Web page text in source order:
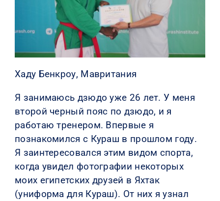
Хаду Бенкроу, Мавритания
Я занимаюсь дзюдо уже 26 лет. У меня
второй черный пояс по дзюдо, и я
работаю тренером. Впервые я
познакомился с Кураш в прошлом году.
Я заинтересовался этим видом спорта,
когда увидел фотографии некоторых
моих египетских друзей в Яхтак
(униформа для Кураш). От них я узнал